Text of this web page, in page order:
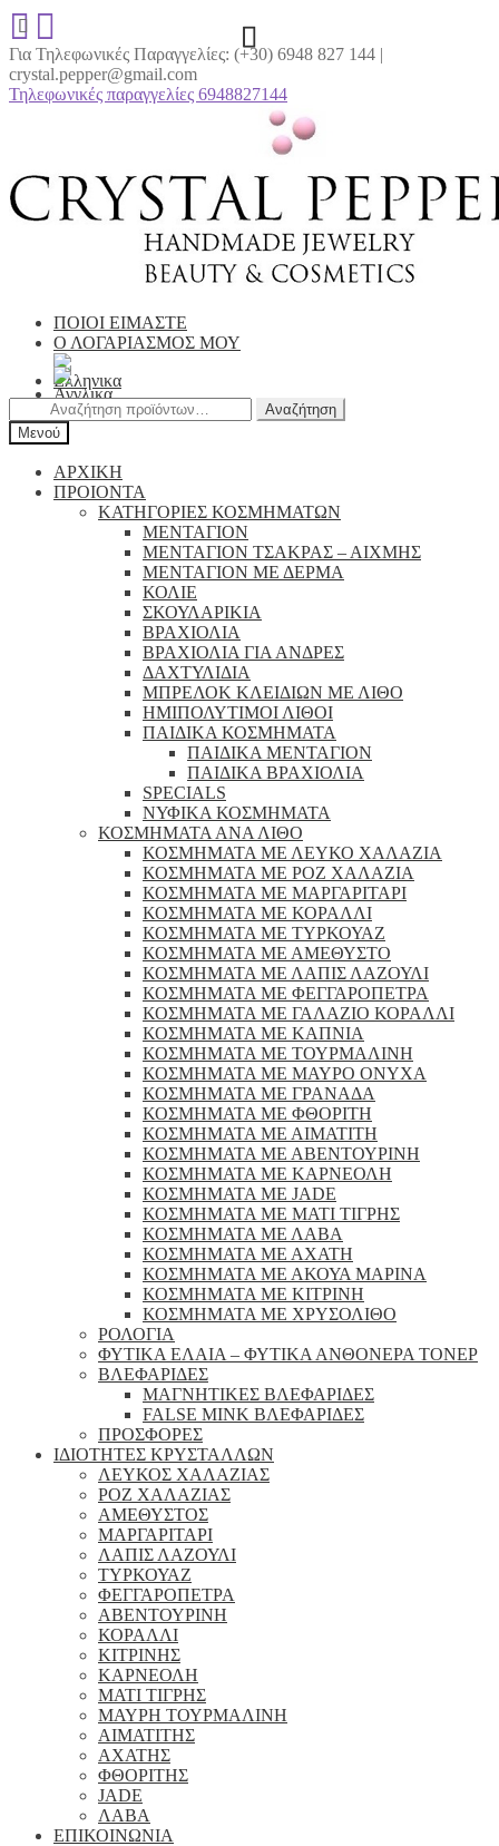
Για Τηλεφωνικές Παραγγελίες: (+30) 6948 827 144 |
crystal.pepper@gmail.com
Τηλεφωνικές παραγγελίες 6948827144
πλοήγηση
ΠΟΙΟΙ ΕΙΜΑΣΤΕ
Ο ΛΟΓΑΡΙΑΣΜΟΣ ΜΟΥ
Αναζήτηση
για:
Αναζήτηση
Μενού
ΑΡΧΙΚΗ
ΠΡΟΙΟΝΤΑ
ΚΑΤΗΓΟΡΙΕΣ ΚΟΣΜΗΜΑΤΩΝ
ΜΕΝΤΑΓΙΟΝ
ΜΕΝΤΑΓΙΟΝ ΤΣΑΚΡΑΣ – ΑΙΧΜΗΣ
ΜΕΝΤΑΓΙΟΝ ΜΕ ΔΕΡΜΑ
ΚΟΛΙΕ
ΣΚΟΥΛΑΡΙΚΙΑ
ΒΡΑΧΙΟΛΙΑ
ΒΡΑΧΙΟΛΙΑ ΓΙΑ ΑΝΔΡΕΣ
ΔΑΧΤΥΛΙΔΙΑ
ΜΠΡΕΛΟΚ ΚΛΕΙΔΙΩΝ ΜΕ ΛΙΘΟ
ΗΜΙΠΟΛΥΤΙΜΟΙ ΛΙΘΟΙ
ΠΑΙΔΙΚΑ ΚΟΣΜΗΜΑΤΑ
ΠΑΙΔΙΚΑ ΜΕΝΤΑΓΙΟΝ
ΠΑΙΔΙΚΑ ΒΡΑΧΙΟΛΙΑ
SPECIALS
ΝΥΦΙΚΑ ΚΟΣΜΗΜΑΤΑ
ΚΟΣΜΗΜΑΤΑ ΑΝΑ ΛΙΘΟ
ΚΟΣΜΗΜΑΤΑ ΜΕ ΛΕΥΚΟ ΧΑΛΑΖΙΑ
ΚΟΣΜΗΜΑΤΑ ΜΕ ΡΟΖ ΧΑΛΑΖΙΑ
ΚΟΣΜΗΜΑΤΑ ΜΕ ΜΑΡΓΑΡΙΤΑΡΙ
ΚΟΣΜΗΜΑΤΑ ΜΕ ΚΟΡΑΛΛΙ
ΚΟΣΜΗΜΑΤΑ ΜΕ ΤΥΡΚΟΥΑΖ
ΚΟΣΜΗΜΑΤΑ ΜΕ ΑΜΕΘΥΣΤΟ
ΚΟΣΜΗΜΑΤΑ ΜΕ ΛΑΠΙΣ ΛΑΖΟΥΛΙ
ΚΟΣΜΗΜΑΤΑ ΜΕ ΦΕΓΓΑΡΟΠΕΤΡΑ
ΚΟΣΜΗΜΑΤΑ ΜΕ ΓΑΛΑΖΙΟ ΚΟΡΑΛΛΙ
ΚΟΣΜΗΜΑΤΑ ΜΕ ΚΑΠΝΙΑ
ΚΟΣΜΗΜΑΤΑ ΜΕ ΤΟΥΡΜΑΛΙΝΗ
ΚΟΣΜΗΜΑΤΑ ΜΕ ΜΑΥΡΟ ΟΝΥΧΑ
ΚΟΣΜΗΜΑΤΑ ΜΕ ΓΡΑΝΑΔΑ
ΚΟΣΜΗΜΑΤΑ ΜΕ ΦΘΟΡΙΤΗ
ΚΟΣΜΗΜΑΤΑ ΜΕ ΑΙΜΑΤΙΤΗ
ΚΟΣΜΗΜΑΤΑ ΜΕ ΑΒΕΝΤΟΥΡΙΝΗ
ΚΟΣΜΗΜΑΤΑ ΜΕ ΚΑΡΝΕΟΛΗ
ΚΟΣΜΗΜΑΤΑ ΜΕ JADE
ΚΟΣΜΗΜΑΤΑ ΜΕ ΜΑΤΙ ΤΙΓΡΗΣ
ΚΟΣΜΗΜΑΤΑ ΜΕ ΛΑΒΑ
ΚΟΣΜΗΜΑΤΑ ΜΕ ΑΧΑΤΗ
ΚΟΣΜΗΜΑΤΑ ΜΕ ΑΚΟΥΑ ΜΑΡΙΝΑ
ΚΟΣΜΗΜΑΤΑ ΜΕ ΚΙΤΡΙΝΗ
ΚΟΣΜΗΜΑΤΑ ΜΕ ΧΡΥΣΟΛΙΘΟ
ΡΟΛΟΓΙΑ
ΦΥΤΙΚΑ ΕΛΑΙΑ – ΦΥΤΙΚΑ ΑΝΘΟΝΕΡΑ ΤΟΝΕΡ
ΒΛΕΦΑΡΙΔΕΣ
ΜΑΓΝΗΤΙΚΕΣ ΒΛΕΦΑΡΙΔΕΣ
FALSE MINK ΒΛΕΦΑΡΙΔΕΣ
ΠΡΟΣΦΟΡΕΣ
ΙΔΙΟΤΗΤΕΣ ΚΡΥΣΤΑΛΛΩΝ
ΛΕΥΚΟΣ ΧΑΛΑΖΙΑΣ
ΡΟΖ ΧΑΛΑΖΙΑΣ
ΑΜΕΘΥΣΤΟΣ
ΜΑΡΓΑΡΙΤΑΡΙ
ΛΑΠΙΣ ΛΑΖΟΥΛΙ
ΤΥΡΚΟΥΑΖ
ΦΕΓΓΑΡΟΠΕΤΡΑ
ΑΒΕΝΤΟΥΡΙΝΗ
ΚΟΡΑΛΛΙ
ΚΙΤΡΙΝΗΣ
ΚΑΡΝΕΟΛΗ
ΜΑΤΙ ΤΙΓΡΗΣ
ΜΑΥΡΗ ΤΟΥΡΜΑΛΙΝΗ
ΑΙΜΑΤΙΤΗΣ
ΑΧΑΤΗΣ
ΦΘΟΡΙΤΗΣ
JADE
ΛΑΒΑ
ΕΠΙΚΟΙΝΩΝΙΑ